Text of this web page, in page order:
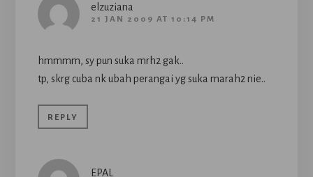
elzuziana
21 JAN 2009 AT 10:14 PM
hmmmm, sy pun suka mrh2 gak..
tp, skrg cuba nk ubah perangai yg suka marah2 nie..
REPLY
EPAL